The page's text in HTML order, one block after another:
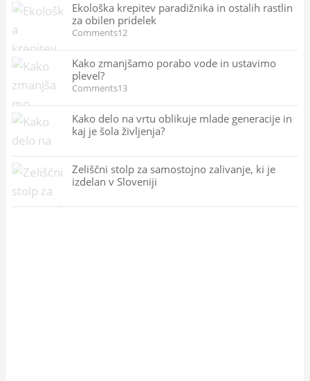
Ekološka krepitev paradižnika in ostalih rastlin
za obilen pridelek
Comments12
Kako zmanjšamo porabo vode in ustavimo
plevel?
Comments13
Kako delo na vrtu oblikuje mlade generacije in
kaj je šola življenja?
Zeliščni stolp za samostojno zalivanje, ki je
izdelan v Sloveniji